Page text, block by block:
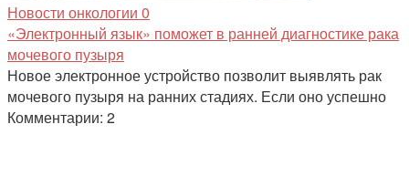
Новости онкологии 0
«Электронный язык» поможет в ранней диагностике рака
мочевого пузыря
Новое электронное устройство позволит выявлять рак
мочевого пузыря на ранних стадиях. Если оно успешно
Комментарии: 2